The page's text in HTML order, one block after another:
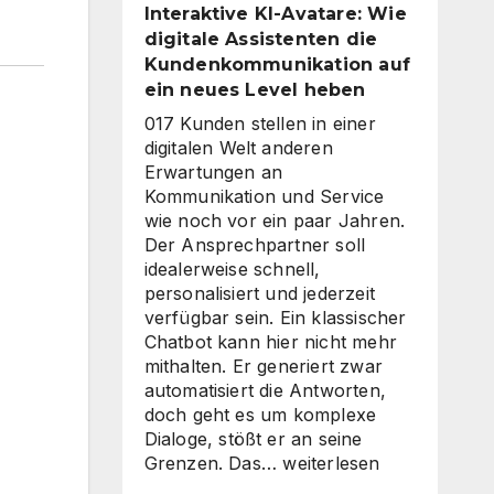
Interaktive KI-Avatare: Wie
digitale Assistenten die
Kundenkommunikation auf
ein neues Level heben
017 Kunden stellen in einer
digitalen Welt anderen
Erwartungen an
Kommunikation und Service
wie noch vor ein paar Jahren.
Der Ansprechpartner soll
idealerweise schnell,
personalisiert und jederzeit
verfügbar sein. Ein klassischer
Chatbot kann hier nicht mehr
mithalten. Er generiert zwar
automatisiert die Antworten,
doch geht es um komplexe
Dialoge, stößt er an seine
Grenzen. Das…Interaktive
weiterlesen